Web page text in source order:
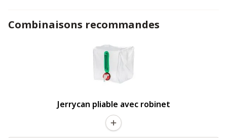
Combinaisons recommandes
Jerrycan pliable avec robinet